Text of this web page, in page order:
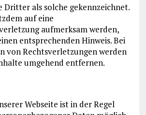
Dritter als solche gekennzeichnet.
auf eine
aufmerksam werden,
entsprechenden Hinweis. Bei
von Rechtsverletzungen werden
umgehend entfernen.
Webseite ist in der Regel